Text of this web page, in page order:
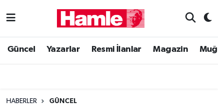
Güncel Yazarlar Resmi İlanlar Magazin
HABERLER GÜNCEL
Güncel
Muğla Nöbetçi Eczaneler